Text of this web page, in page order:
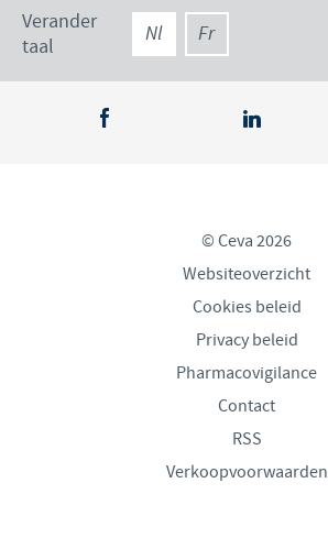
Verander
taal
Nl Fr
© Ceva 2026
Websiteoverzicht
Cookies beleid
Privacy beleid
Pharmacovigilance
Contact
RSS
Verkoopvoorwaarden